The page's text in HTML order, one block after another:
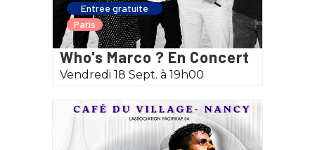
Entrée gratuite
Paris
Who's Marco ? En Concert
Vendredi 18 Sept. à 19h00